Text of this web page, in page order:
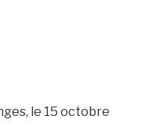
le 15 octobre